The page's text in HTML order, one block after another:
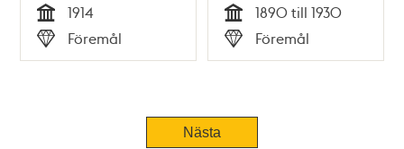
Tid
1914
Typ
Föremål Tid
1890 till 1930
Typ
Föremål
TidigareNästa